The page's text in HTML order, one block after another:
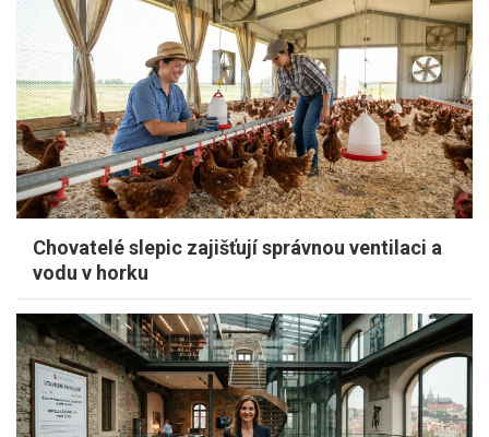
Chovatelé slepic zajišťují správnou ventilaci a
vodu v horku